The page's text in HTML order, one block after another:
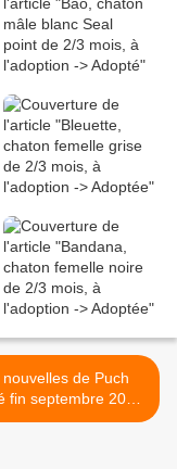
nouvelles de Puch
fin septembre 2019
>